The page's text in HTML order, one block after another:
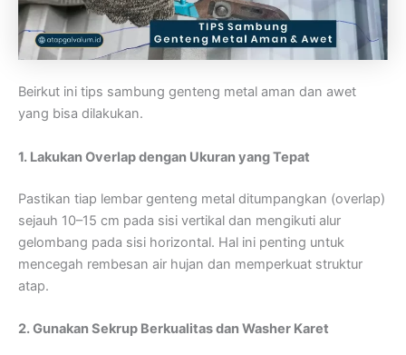
Beirkut ini tips sambung genteng metal aman dan awet
yang bisa dilakukan.
1. Lakukan Overlap dengan Ukuran yang Tepat
Pastikan tiap lembar genteng metal ditumpangkan (overlap)
sejauh 10–15 cm pada sisi vertikal dan mengikuti alur
gelombang pada sisi horizontal. Hal ini penting untuk
mencegah rembesan air hujan dan memperkuat struktur
atap.
2. Gunakan Sekrup Berkualitas dan Washer Karet